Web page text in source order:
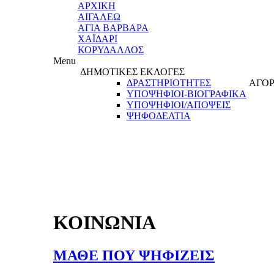
ΑΡΧΙΚΗ
ΑΙΓΑΛΕΩ
ΑΓΙΑ ΒΑΡΒΑΡΑ
ΧΑΪΔΑΡΙ
ΚΟΡΥΔΑΛΛΟΣ
Menu
ΔΗΜΟΤΙΚΕΣ ΕΚΛΟΓΕΣ
ΔΡΑΣΤΗΡΙΟΤΗΤΕΣ
ΥΠΟΨΗΦΙΟΙ-ΒΙΟΓΡΑΦΙΚΑ
ΥΠΟΨΗΦΙΟΙ/ΑΠΟΨΕΙΣ
ΨΗΦΟΔΕΛΤΙΑ
ΚΟΙΝΩΝΙΑ
ΜΑΘΕ ΠΟΥ ΨΗΦΙΖΕΙΣ